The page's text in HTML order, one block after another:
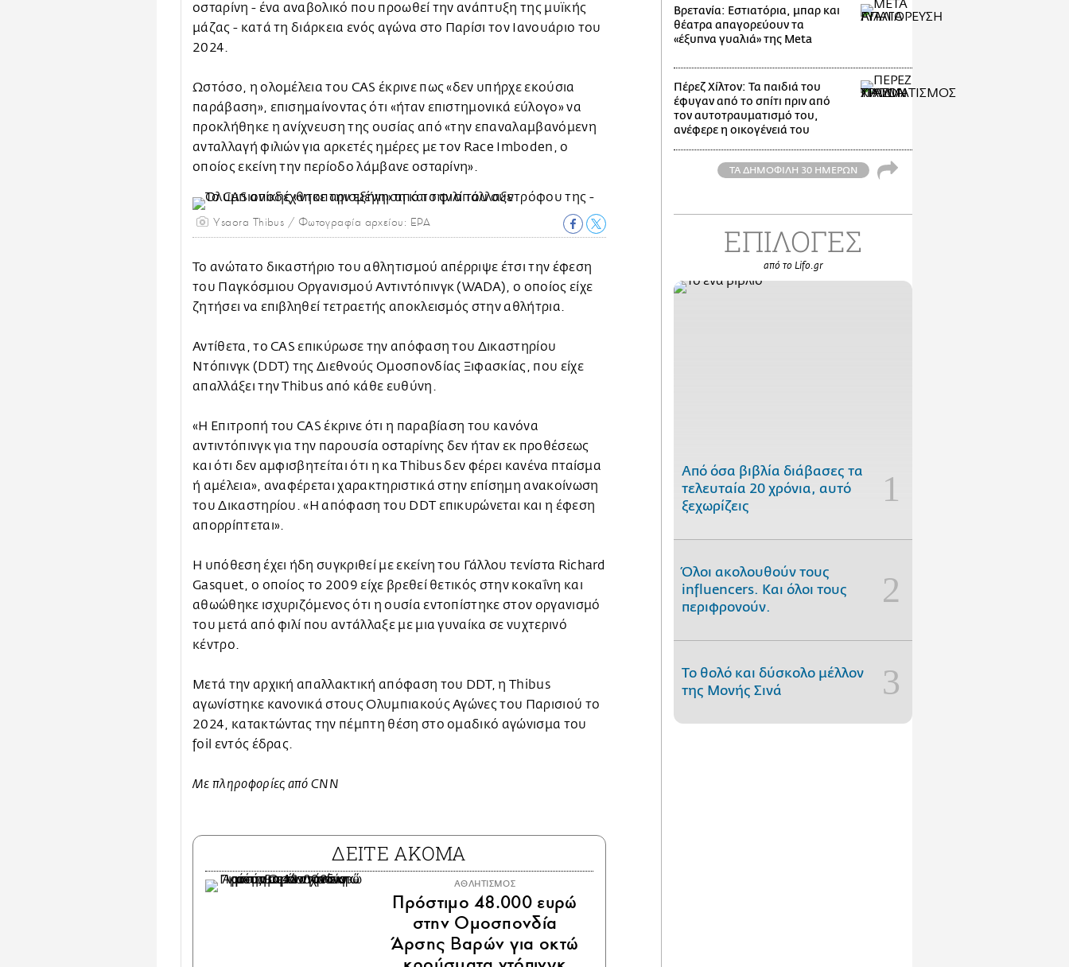
οσταρίνη - ένα αναβολικό που προωθεί την ανάπτυξη της μυϊκής
μάζας - κατά τη διάρκεια ενός αγώνα στο Παρίσι τον Ιανουάριο του
2024.
Ωστόσο, η ολομέλεια του CAS έκρινε πως «δεν υπήρχε εκούσια
παράβαση», επισημαίνοντας ότι «ήταν επιστημονικά εύλογο» να
προκλήθηκε η ανίχνευση της ουσίας από «την επαναλαμβανόμενη
ανταλλαγή φιλιών για αρκετές ημέρες με τον Race Imboden, ο
οποίος εκείνη την περίοδο λάμβανε οσταρίνη».
Ysaora Thibus / Φωτογραφία αρχείου: EPA
Το ανώτατο δικαστήριο του αθλητισμού απέρριψε έτσι την έφεση
του Παγκόσμιου Οργανισμού Αντιντόπινγκ (WADA), ο οποίος είχε
ζητήσει να επιβληθεί τετραετής αποκλεισμός στην αθλήτρια.
Αντίθετα, το CAS επικύρωσε την απόφαση του Δικαστηρίου
Ντόπινγκ (DDT) της Διεθνούς Ομοσπονδίας Ξιφασκίας, που είχε
απαλλάξει την Thibus από κάθε ευθύνη.
«Η Επιτροπή του CAS έκρινε ότι η παραβίαση του κανόνα
αντιντόπινγκ για την παρουσία οσταρίνης δεν ήταν εκ προθέσεως
και ότι δεν αμφισβητείται ότι η κα Thibus δεν φέρει κανένα πταίσμα
ή αμέλεια», αναφέρεται χαρακτηριστικά στην επίσημη ανακοίνωση
του Δικαστηρίου. «Η απόφαση του DDT επικυρώνεται και η έφεση
απορρίπτεται».
Η υπόθεση έχει ήδη συγκριθεί με εκείνη του Γάλλου τενίστα Richard
Gasquet, ο οποίος το 2009 είχε βρεθεί θετικός στην κοκαΐνη και
αθωώθηκε ισχυριζόμενος ότι η ουσία εντοπίστηκε στον οργανισμό
του μετά από φιλί που αντάλλαξε με μια γυναίκα σε νυχτερινό
κέντρο.
Μετά την αρχική απαλλακτική απόφαση του DDT, η Thibus
αγωνίστηκε κανονικά στους Ολυμπιακούς Αγώνες του Παρισιού το
2024, κατακτώντας την πέμπτη θέση στο ομαδικό αγώνισμα του
foil εντός έδρας.
Με πληροφορίες από CNN
ΔΕΙΤΕ ΑΚΟΜΑ
ΑΘΛΗΤΙΣΜΟΣ
Πρόστιμο 48.000 ευρώ
στην Ομοσπονδία
Άρσης Βαρών για οκτώ
Βρετανία: Εστιατόρια, μπαρ και
θέατρα απαγορεύουν τα
«έξυπνα γυαλιά» της Meta
Πέρεζ Χίλτον: Τα παιδιά του
έφυγαν από το σπίτι πριν από
τον αυτοτραυματισμό του,
ανέφερε η οικογένειά του
ΤΑ ΔΗΜΟΦΙΛΗ 30 ΗΜΕΡΩΝ
ΕΠΙΛΟΓΕΣ
από το Lifo.gr
Από όσα βιβλία διάβασες τα
τελευταία 20 χρόνια, αυτό
ξεχωρίζεις
Όλοι ακολουθούν τους
influencers. Και όλοι τους
περιφρονούν.
Το θολό και δύσκολο μέλλον
της Μονής Σινά